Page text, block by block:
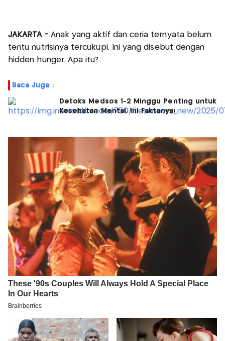
JAKARTA - Anak yang aktif dan ceria ternyata belum
tentu nutrisinya tercukupi. Ini yang disebut dengan
hidden hunger. Apa itu?
Baca Juga :
Detoks Medsos 1-2 Minggu Penting untuk
Kesehatan Mental, Ini Faktanya!